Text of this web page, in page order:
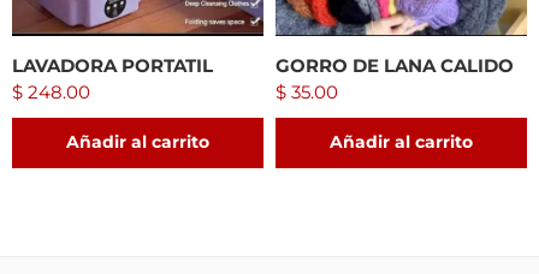
LAVADORA PORTATIL
$ 248.00
Añadir al carrito
GORRO DE LANA CALIDO
$ 35.00
Añadir al carrito